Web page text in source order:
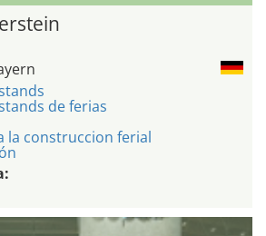
de ferias
la construccion ferial